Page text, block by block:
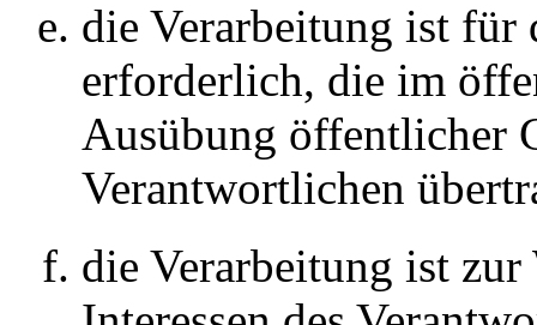
die Verarbeitung ist für
erforderlich, die im
Ausübung öffentlicher
Verantwortlichen
die Verarbeitung ist